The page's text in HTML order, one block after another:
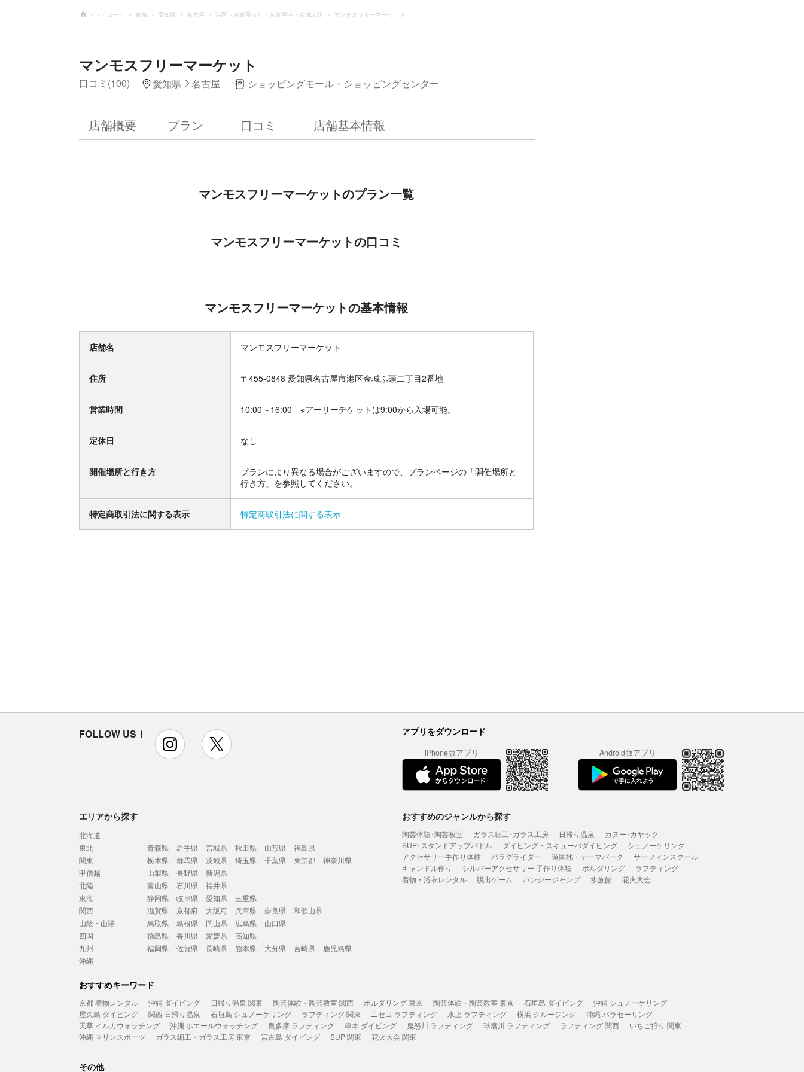
アソビュー！ 東海 愛知県 名古屋 港区（名古屋市）・名古屋港・金城ふ頭 マンモスフリーマーケット
マンモスフリーマーケット
口コミ(100) 愛知県 名古屋 ショッピングモール・ショッピングセンター
店舗概要 プラン 口コミ 店舗基本情報
マンモスフリーマーケットのプラン一覧
マンモスフリーマーケットの口コミ
マンモスフリーマーケットの基本情報
店舗名 マンモスフリーマーケット
住所 〒455-0848 愛知県名古屋市港区金城ふ頭二丁目2番地
営業時間 10:00～16:00 ※アーリーチケットは9:00から入場可能。
定休日 なし
開催場所と行き方
プランにより異なる場合がございますので、プランページの「開催場所と
行き方」を参照してください。
特定商取引法に関する表示 特定商取引法に関する表示
FOLLOW US！ instagram アプリをダウンロード
iPhone版アプリ Android版アプリ
エリアから探す
北海道
東北
青森県 岩手県 宮城県 秋田県 山形県
福島県
関東
栃木県 群馬県 茨城県 埼玉県 千葉県 東京都
神奈川県
甲信越
山梨県 長野県
新潟県
北陸
富山県 石川県
福井県
東海
静岡県 岐阜県 愛知県
三重県
関西
滋賀県 京都府 大阪府 兵庫県 奈良県
和歌山県
山陰・山陽
鳥取県 島根県 岡山県 広島県
山口県
四国
徳島県 香川県 愛媛県
高知県
九州
福岡県 佐賀県 長崎県 熊本県 大分県 宮崎県
鹿児島県
沖縄
おすすめのジャンルから探す
陶芸体験･陶芸教室 ガラス細工･ガラス工房 日帰り温泉
カヌー･カヤック
SUP･スタンドアップパドル
ダイビング・スキューバダイビング
シュノーケリング
アクセサリー手作り体験
パラグライダー 遊園地・テーマパーク
サーフィンスクール
キャンドル作り
シルバーアクセサリー 手作り体験 ボルダリング
ラフティング
着物・浴衣レンタル
脱出ゲーム バンジージャンプ 水族館 花火大会
おすすめキーワード
京都 着物レンタル 沖縄 ダイビング 日帰り温泉 関東 陶芸体験・陶芸教室 関西 ボルダリング 東京 陶芸体験・陶芸教室 東京 石垣島 ダイビング
沖縄 シュノーケリング
屋久島 ダイビング
関西 日帰り温泉 石垣島 シュノーケリング ラフティング 関東 ニセコ ラフティング 水上 ラフティング 横浜 クルージング
沖縄 パラセーリング
天草 イルカウォッチング
沖縄 ホエールウォッチング 奥多摩 ラフティング 串本 ダイビング 鬼怒川 ラフティング 球磨川 ラフティング ラフティング 関西
いちご狩り 関東
沖縄 マリンスポーツ
ガラス細工・ガラス工房 東京 宮古島 ダイビング SUP 関東 花火大会 関東
その他